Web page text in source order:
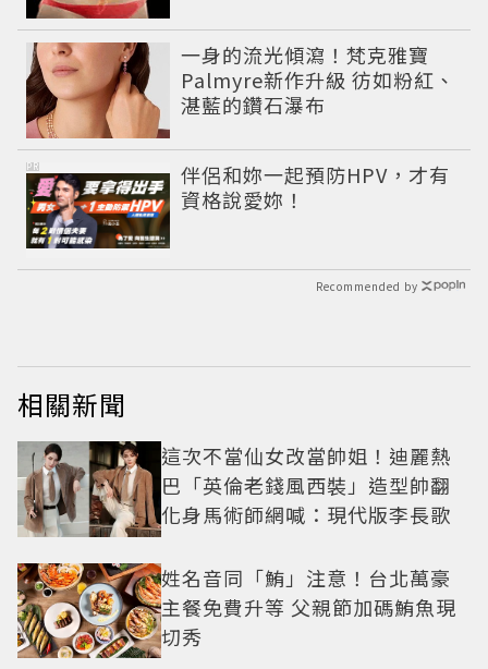
一身的流光傾瀉！梵克雅寶
Palmyre新作升級 彷如粉紅、
湛藍的鑽石瀑布
伴侶和妳一起預防HPV，才有
資格說愛妳！
PR
Recommended by
相關新聞
這次不當仙女改當帥姐！迪麗熱
巴「英倫老錢風西裝」造型帥翻
化身馬術師網喊：現代版李長歌
姓名音同「鮪」注意！台北萬豪
主餐免費升等 父親節加碼鮪魚現
切秀